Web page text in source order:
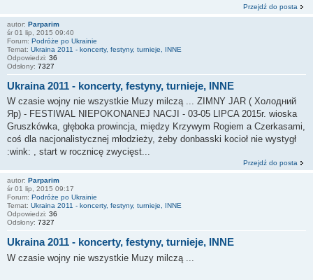
Przejdź do posta
autor: Parparim
śr 01 lip, 2015 09:40
Forum: Podróże po Ukrainie
Temat: Ukraina 2011 - koncerty, festyny, turnieje, INNE
Odpowiedzi: 36
Odsłony: 7327
Ukraina 2011 - koncerty, festyny, turnieje, INNE
W czasie wojny nie wszystkie Muzy milczą ... ZIMNY JAR ( Холодний
Яр) - FESTIWAL NIEPOKONANEJ NACJI - 03-05 LIPCA 2015r. wioska
Gruszkówka, głęboka prowincja, między Krzywym Rogiem a Czerkasami,
coś dla nacjonalistycznej młodzieży, żeby donbasski kocioł nie wystygł
:wink: , start w rocznicę zwycięst...
Przejdź do posta
autor: Parparim
śr 01 lip, 2015 09:17
Forum: Podróże po Ukrainie
Temat: Ukraina 2011 - koncerty, festyny, turnieje, INNE
Odpowiedzi: 36
Odsłony: 7327
Ukraina 2011 - koncerty, festyny, turnieje, INNE
W czasie wojny nie wszystkie Muzy milczą ...